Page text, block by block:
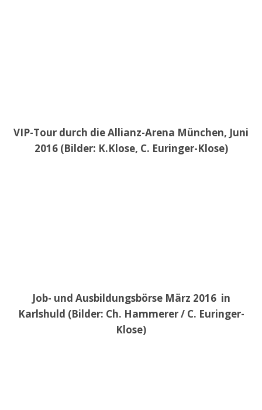
VIP-Tour durch die Allianz-Arena München, Juni
2016 (Bilder: K.Klose, C. Euringer-Klose)
Job- und Ausbildungsbörse März 2016 in
Karlshuld (Bilder: Ch. Hammerer / C. Euringer-
Klose)